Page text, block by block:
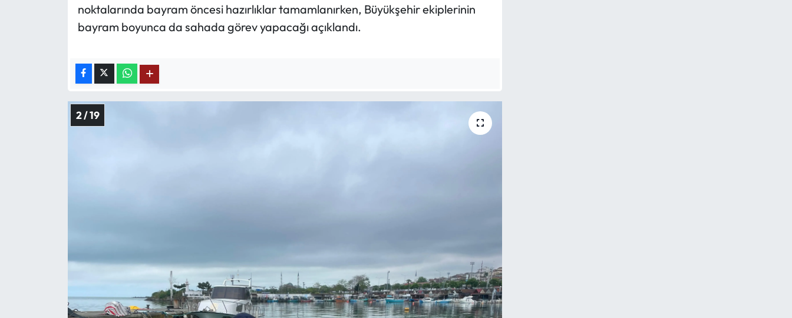
noktalarında bayram öncesi hazırlıklar tamamlanırken, Büyükşehir ekiplerinin
bayram boyunca da sahada görev yapacağı açıklandı.
2 / 19